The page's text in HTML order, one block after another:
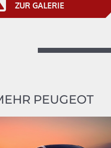
ZUR GALERIE
PEUGEOT